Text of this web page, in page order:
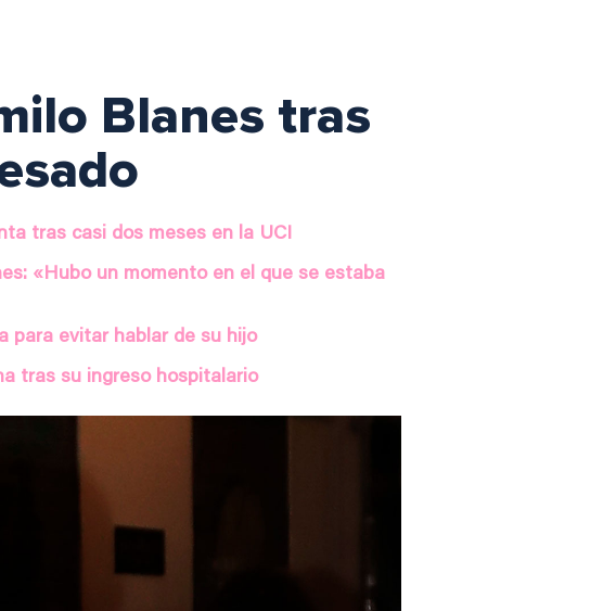
Blanes tras
tras casi dos meses en la UCI
«Hubo un momento en el que se estaba
para evitar hablar de su hijo
tras su ingreso hospitalario